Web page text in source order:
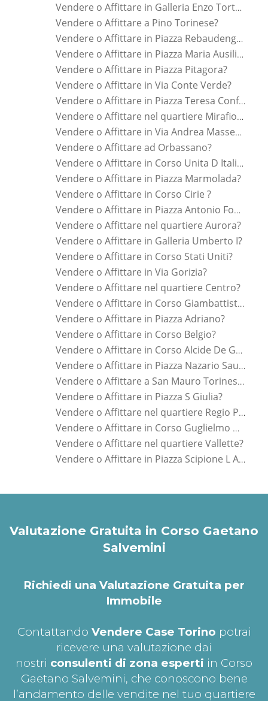
Vendere o Affittare in Galleria Enzo Tortora?
Vendere o Affittare a Pino Torinese?
Vendere o Affittare in Piazza Rebaudengo Conti?
Vendere o Affittare in Piazza Maria Ausiliatrice?
Vendere o Affittare in Piazza Pitagora?
Vendere o Affittare in Via Conte Verde?
Vendere o Affittare in Piazza Teresa Confalonieri?
Vendere o Affittare nel quartiere Mirafiori Sud?
Vendere o Affittare in Via Andrea Massena?
Vendere o Affittare ad Orbassano?
Vendere o Affittare in Corso Unita D Italia?
Vendere o Affittare in Piazza Marmolada?
Vendere o Affittare in Corso Cirie ?
Vendere o Affittare in Piazza Antonio Fontanesi?
Vendere o Affittare nel quartiere Aurora?
Vendere o Affittare in Galleria Umberto I?
Vendere o Affittare in Corso Stati Uniti?
Vendere o Affittare in Via Gorizia?
Vendere o Affittare nel quartiere Centro?
Vendere o Affittare in Corso Giambattista Beccaria?
Vendere o Affittare in Piazza Adriano?
Vendere o Affittare in Corso Belgio?
Vendere o Affittare in Corso Alcide De Gasperi?
Vendere o Affittare in Piazza Nazario Sauro?
Vendere o Affittare a San Mauro Torinese?
Vendere o Affittare in Piazza S Giulia?
Vendere o Affittare nel quartiere Regio Parco?
Vendere o Affittare in Corso Guglielmo Marconi?
Vendere o Affittare nel quartiere Vallette?
Vendere o Affittare in Piazza Scipione L Africano?
Valutazione Gratuita in Corso Gaetano
Salvemini
Richiedi una Valutazione Gratuita per
Immobile
Contattando Vendere Case Torino potrai
ricevere una valutazione dai
nostri consulenti di zona esperti in Corso
Gaetano Salvemini, che conoscono bene
l’andamento delle vendite nel tuo quartiere